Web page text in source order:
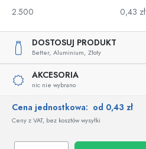
2.500
0,43 zł
DOSTOSUJ PRODUKT
Better, Aluminium, Złoty
AKCESORIA
nic nie wybrano
Cena jednostkowa: od 0,43 zł
Ceny z VAT, bez kosztów wysyłki